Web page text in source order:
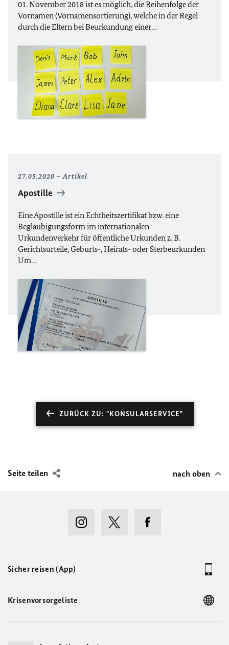
01. November 2018 ist es möglich, die Reihenfolge der
Vornamen (Vornamensortierung), welche in der Regel
durch die Eltern bei Beurkundung einer…
27.05.2020 Artikel
Apostille
Eine Apostille ist ein Echtheitszertifikat bzw. eine
Beglaubigungsform im internationalen
Urkundenverkehr für öffentliche Urkunden z. B.
Gerichtsurteile, Geburts-, Heirats- oder Sterbeurkunden
Um…
ZURÜCK ZU: "KONSULARSERVICE"
Seite teilen nach oben
Sicher reisen (App)
Krisenvorsorgeliste